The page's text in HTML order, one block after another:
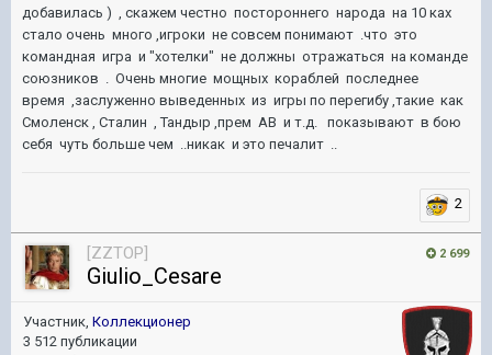
добавилась ) , скажем честно постороннего народа на 10 ках
стало очень много ,игроки не совсем понимают .что это
командная игра и "хотелки" не должны отражаться на команде
союзников . Очень многие мощных кораблей последнее
время ,заслуженно выведенных из игры по перегибу ,такие как
Смоленск , Сталин , Тандыр ,прем АВ и т.д. показывают в бою
себя чуть больше чем ..никак и это печалит ..
2
2 699
[ZZTOP]
Giulio_Cesare
Участник, Коллекционер
3 512 публикации